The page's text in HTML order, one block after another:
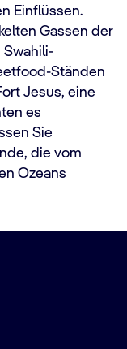
Einflüssen.
Gassen der
Ständen
Jesus, eine
es
Sie
die vom
Ozeans